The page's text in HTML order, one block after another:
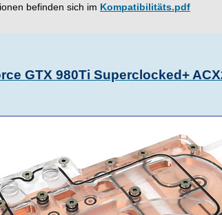
befinden sich im Kompatibilitäts.pdf
GTX 980Ti Superclocked+